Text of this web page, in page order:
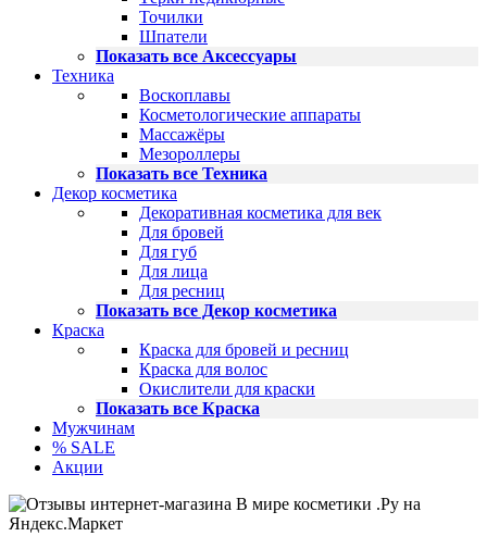
Точилки
Шпатели
Показать все Аксессуары
Техника
Воскоплавы
Косметологические аппараты
Массажёры
Мезороллеры
Показать все Техника
Декор косметика
Декоративная косметика для век
Для бровей
Для губ
Для лица
Для ресниц
Показать все Декор косметика
Краска
Краска для бровей и ресниц
Краска для волос
Окислители для краски
Показать все Краска
Мужчинам
% SALE
Акции